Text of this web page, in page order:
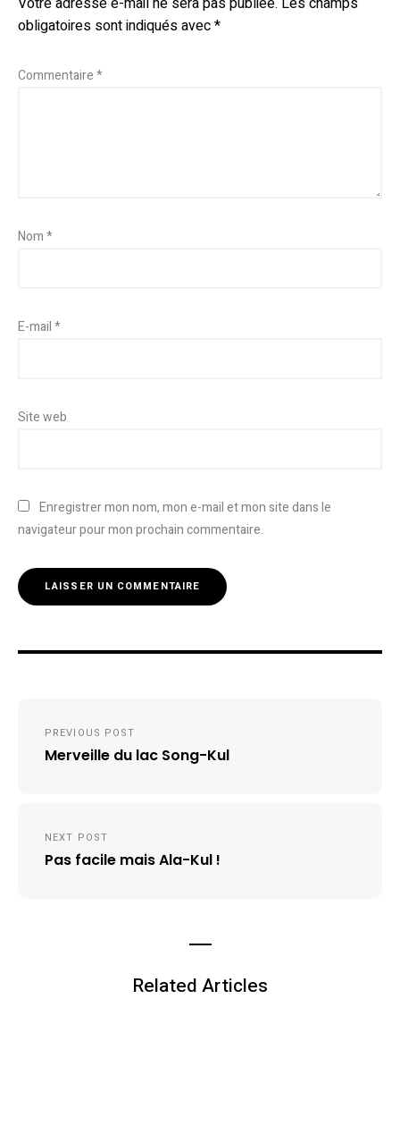
obligatoires sont indiqués avec*
Commentaire*
Nom*
E-mail*
Site web
Enregistrer mon nom, mon e-mail et mon site dans le
navigateur pour mon prochain commentaire.
PREVIOUS POST
Merveille du lac Song-Kul
NEXT POST
Pas facile mais Ala-Kul !
Related Articles